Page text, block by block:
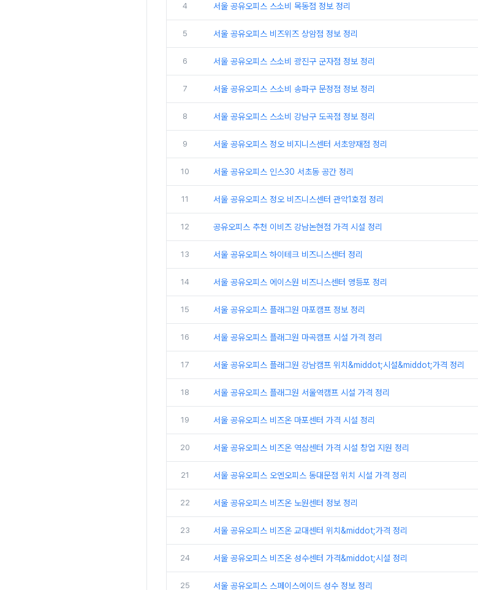
4 서울 공유오피스 스소비 목동점 정보 정리
5 서울 공유오피스 비즈위즈 상암점 정보 정리
6 서울 공유오피스 스소비 광진구 군자점 정보 정리
7 서울 공유오피스 스소비 송파구 문정점 정보 정리
8 서울 공유오피스 스소비 강남구 도곡점 정보 정리
9 서울 공유오피스 정오 비지니스센터 서초양재점 정리
10 서울 공유오피스 인스30 서초동 공간 정리
11 서울 공유오피스 정오 비즈니스센터 관악1호점 정리
12 공유오피스 추천 이비즈 강남논현점 가격 시설 정리
13 서울 공유오피스 하이테크 비즈니스센터 정리
14 서울 공유오피스 에이스원 비즈니스센터 영등포 정리
15 서울 공유오피스 플래그원 마포캠프 정보 정리
16 서울 공유오피스 플래그원 마곡캠프 시설 가격 정리
17 서울 공유오피스 플래그원 강남캠프 위치&middot;시설&middot;가격 정리
18 서울 공유오피스 플래그원 서울역캠프 시설 가격 정리
19 서울 공유오피스 비즈온 마포센터 가격 시설 정리
20 서울 공유오피스 비즈온 역삼센터 가격 시설 창업 지원 정리
21 서울 공유오피스 오엔오피스 동대문점 위치 시설 가격 정리
22 서울 공유오피스 비즈온 노원센터 정보 정리
23 서울 공유오피스 비즈온 교대센터 위치&middot;가격 정리
24 서울 공유오피스 비즈온 성수센터 가격&middot;시설 정리
25 서울 공유오피스 스페이스에이드 성수 정보 정리